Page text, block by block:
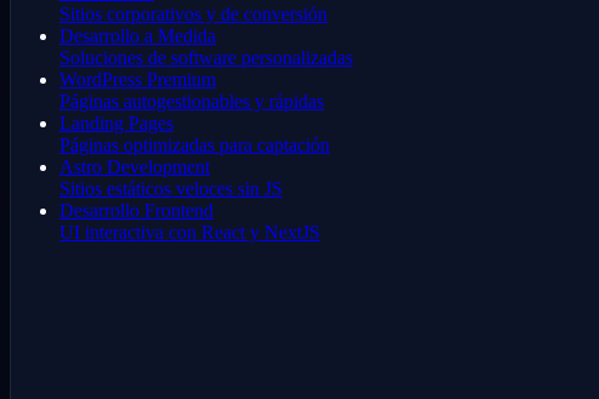
Sitios corporativos y de conversión
Desarrollo a Medida
Soluciones de software personalizadas
WordPress Premium
Páginas autogestionables y rápidas
Landing Pages
Páginas optimizadas para captación
Astro Development
Sitios estáticos veloces sin JS
Desarrollo Frontend
UI interactiva con React y NextJS